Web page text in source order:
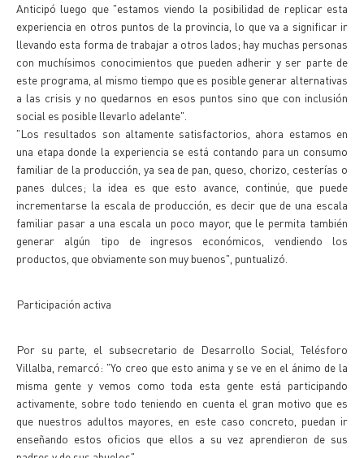
Anticipó luego que "estamos viendo la posibilidad de replicar esta
experiencia en otros puntos de la provincia, lo que va a significar ir
llevando esta forma de trabajar a otros lados; hay muchas personas
con muchísimos conocimientos que pueden adherir y ser parte de
este programa, al mismo tiempo que es posible generar alternativas
a las crisis y no quedarnos en esos puntos sino que con inclusión
social es posible llevarlo adelante".
"Los resultados son altamente satisfactorios, ahora estamos en
una etapa donde la experiencia se está contando para un consumo
familiar de la producción, ya sea de pan, queso, chorizo, cesterías o
panes dulces; la idea es que esto avance, continúe, que puede
incrementarse la escala de producción, es decir que de una escala
familiar pasar a una escala un poco mayor, que le permita también
generar algún tipo de ingresos económicos, vendiendo los
productos, que obviamente son muy buenos", puntualizó.
Participación activa
Por su parte, el subsecretario de Desarrollo Social, Telésforo
Villalba, remarcó: "Yo creo que esto anima y se ve en el ánimo de la
misma gente y vemos como toda esta gente está participando
activamente, sobre todo teniendo en cuenta el gran motivo que es
que nuestros adultos mayores, en este caso concreto, puedan ir
enseñando estos oficios que ellos a su vez aprendieron de sus